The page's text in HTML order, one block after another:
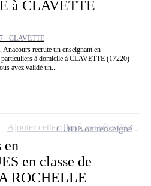
à CLAVETTE
- CLAVETTE
recrute un enseignant en
à domicile à CLAVETTE (17220)
avez validé un...
en
en classe de
ROCHELLE
CDDNon renseigné
Ajouter cette offre à ma sélection